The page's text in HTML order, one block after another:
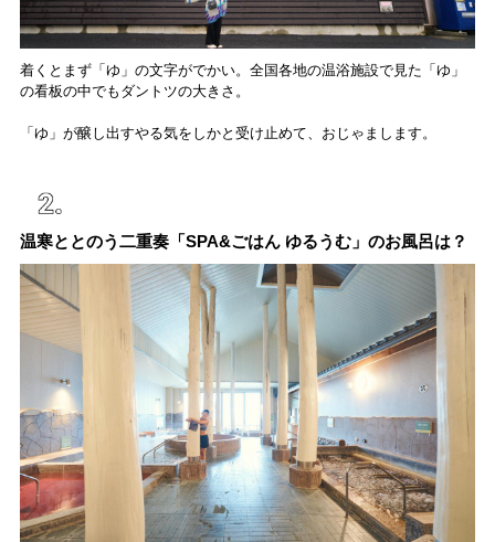
着くとまず「ゆ」の文字がでかい。全国各地の温浴施設で見た「ゆ」
の看板の中でもダントツの大きさ。
「ゆ」が醸し出すやる気をしかと受け止めて、おじゃまします。
温寒ととのう二重奏「SPA&ごはん ゆるうむ」のお風呂は？